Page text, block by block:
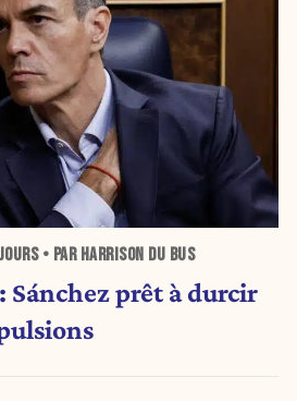
• PAR HARRISON DU BUS
Sánchez prêt à durcir